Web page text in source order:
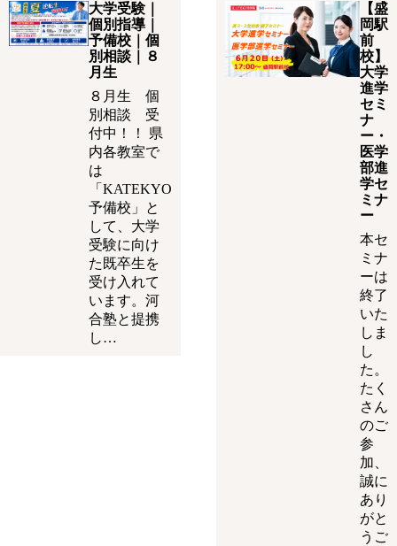
大学受験｜
個別指導｜
予備校｜個
別相談｜８
月生
８月生 個
別相談 受
付中！！ 県
内各教室で
は
「KATEKYO
予備校」と
して、大学
受験に向け
た既卒生を
受け入れて
います。河
合塾と提携
し…
【盛
岡駅
前
校】
大学
進学
セミ
ナ
ー・
医学
部進
学セ
ミナ
ー
本セ
ミナ
ーは
終了
いた
しま
し
た。
たく
さん
のご
参
加、
誠に
あり
がと
うご